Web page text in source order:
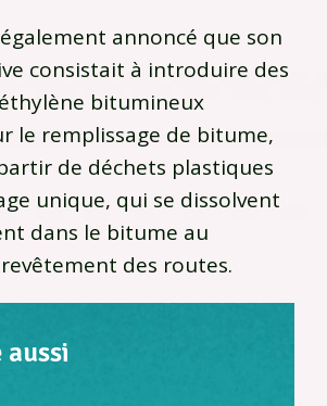
annoncé que son
consistait à introduire des
bitumineux
le remplissage de bitume,
de déchets plastiques
unique, qui se dissolvent
dans le bitume au
des routes.